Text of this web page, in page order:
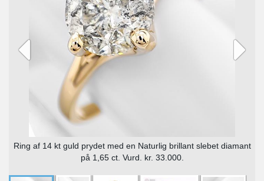
Ring af 14 kt guld prydet med en Naturlig brillant slebet diamant
på 1,65 ct. Vurd. kr. 33.000.